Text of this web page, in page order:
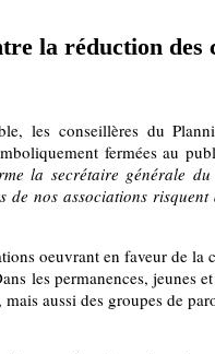
la réduction des
les conseillères du
fermées au
la secrétaire générale
nos associations risquent
oeuvrant en faveur de la
les permanences, jeunes
aussi des groupes de